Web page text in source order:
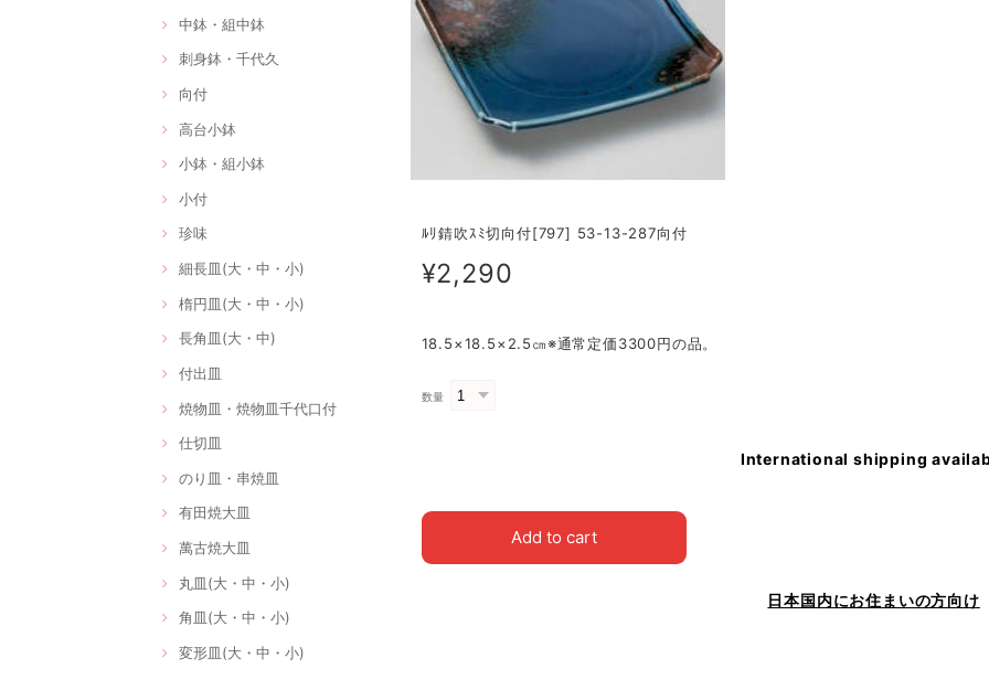
中鉢・組中鉢
刺身鉢・千代久
向付
高台小鉢
小鉢・組小鉢
小付
珍味
細長皿(大・中・小)
楕円皿(大・中・小)
長角皿(大・中)
付出皿
焼物皿・焼物皿千代口付
仕切皿
のり皿・串焼皿
有田焼大皿
萬古焼大皿
丸皿(大・中・小)
角皿(大・中・小)
変形皿(大・中・小)
ﾙﾘ錆吹ｽﾐ切向付[797] 53-13-287向付
¥2,290
18.5×18.5×2.5㎝※通常定価3300円の品。
数量
International shipping
Add to cart
日本国内にお住まいの方向け